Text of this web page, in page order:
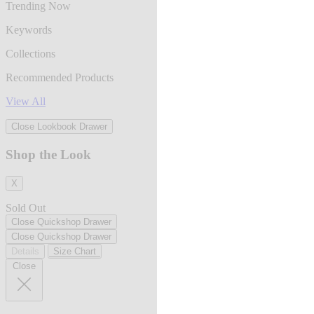
Trending Now
Keywords
Collections
Recommended Products
View All
Close Lookbook Drawer
Shop the Look
X
Sold Out
Close Quickshop Drawer
Close Quickshop Drawer
Size Chart
Close